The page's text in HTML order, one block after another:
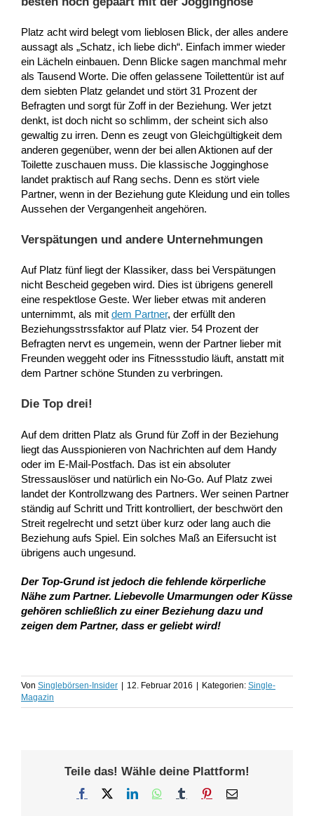
Platz acht wird belegt vom lieblosen Blick, der alles andere
aussagt als „Schatz, ich liebe dich“. Einfach immer wieder
ein Lächeln einbauen. Denn Blicke sagen manchmal mehr
als Tausend Worte. Die offen gelassene Toilettentür ist auf
dem siebten Platz gelandet und stört 31 Prozent der
Befragten und sorgt für Zoff in der Beziehung. Wer jetzt
denkt, ist doch nicht so schlimm, der scheint sich also
gewaltig zu irren. Denn es zeugt von Gleichgültigkeit dem
anderen gegenüber, wenn der bei allen Aktionen auf der
Toilette zuschauen muss. Die klassische Jogginghose
landet praktisch auf Rang sechs. Denn es stört viele
Partner, wenn in der Beziehung gute Kleidung und ein tolles
Aussehen der Vergangenheit angehören.
Verspätungen und andere Unternehmungen
Auf Platz fünf liegt der Klassiker, dass bei Verspätungen
nicht Bescheid gegeben wird. Dies ist übrigens generell
eine respektlose Geste. Wer lieber etwas mit anderen
unternimmt, als mit dem Partner, der erfüllt den
Beziehungsstrssfaktor auf Platz vier. 54 Prozent der
Befragten nervt es ungemein, wenn der Partner lieber mit
Freunden weggeht oder ins Fitnessstudio läuft, anstatt mit
dem Partner schöne Stunden zu verbringen.
Die Top drei!
Auf dem dritten Platz als Grund für Zoff in der Beziehung
liegt das Ausspionieren von Nachrichten auf dem Handy
oder im E-Mail-Postfach. Das ist ein absoluter
Stressauslöser und natürlich ein No-Go. Auf Platz zwei
landet der Kontrollzwang des Partners. Wer seinen Partner
ständig auf Schritt und Tritt kontrolliert, der beschwört den
Streit regelrecht und setzt über kurz oder lang auch die
Beziehung aufs Spiel. Ein solches Maß an Eifersucht ist
übrigens auch ungesund.
Der Top-Grund ist jedoch die fehlende körperliche
Nähe zum Partner. Liebevolle Umarmungen oder Küsse
gehören schließlich zu einer Beziehung dazu und
zeigen dem Partner, dass er geliebt wird!
Von Singlebörsen-Insider | 12. Februar 2016 | Kategorien: Single-
Magazin
Teile das! Wähle deine Plattform!
Facebook LinkedInWhatsApp
Tumblr Pinterest
E-